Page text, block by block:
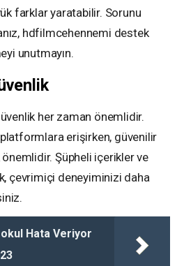
farklar yaratabilir. Sorunu
hdfilmcehennemi destek
unutmayın.
her zaman önemlidir.
erişirken, güvenilir
Şüpheli içerikler ve
çevrimiçi deneyiminizi daha
Hata Veriyor